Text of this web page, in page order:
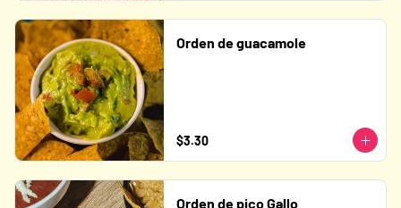
Orden de guacamole
$3.30
Orden de pico Gallo